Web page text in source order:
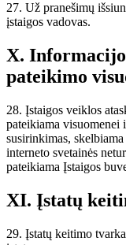
27. Už pranešimų
įstaigos vadovas.
X.
pateikimo
28. Įstaigos veiklos
pateikiama
susirinkimas,
interneto svetainės
pateikiama Įstaigos
XI. Įstatų
29. Įstatų keitimo